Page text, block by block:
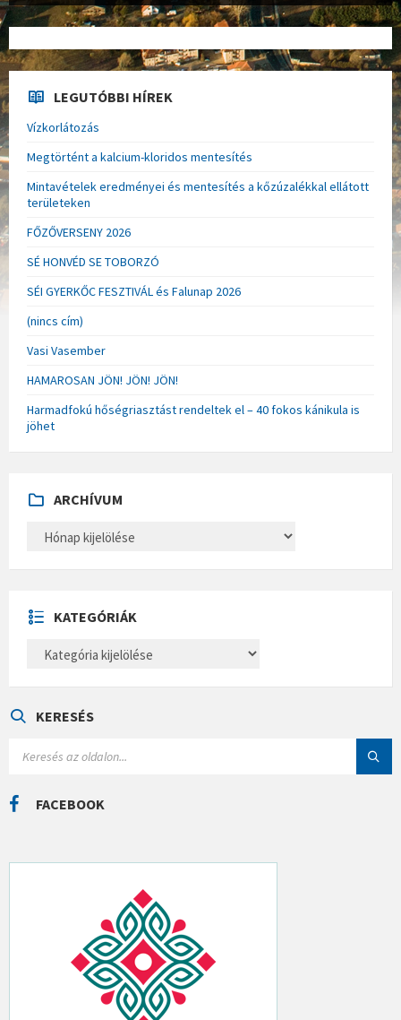
LEGUTÓBBI HÍREK
Vízkorlátozás
Megtörtént a kalcium-kloridos mentesítés
Mintavételek eredményei és mentesítés a kőzúzalékkal ellátott
területeken
FŐZŐVERSENY 2026
SÉ HONVÉD SE TOBORZÓ
SÉI GYERKŐC FESZTIVÁL és Falunap 2026
(nincs cím)
Vasi Vasember
HAMAROSAN JÖN! JÖN! JÖN!
Harmadfokú hőségriasztást rendeltek el – 40 fokos kánikula is
jöhet
ARCHÍVUM
H
U
M
KATEGÓRIÁK
E
Á
KERESÉS
C
H
FACEBOOK